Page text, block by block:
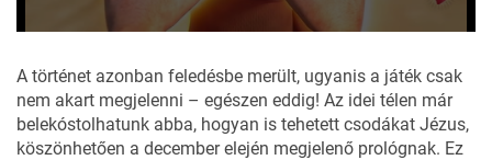
of
minute,
2
seconds
A történet azonban feledésbe merült, ugyanis a játék csak
nem akart megjelenni – egészen eddig! Az idei télen már
belekóstolhatunk abba, hogyan is tehetett csodákat Jézus,
köszönhetően a december elején megjelenő prológnak. Ez